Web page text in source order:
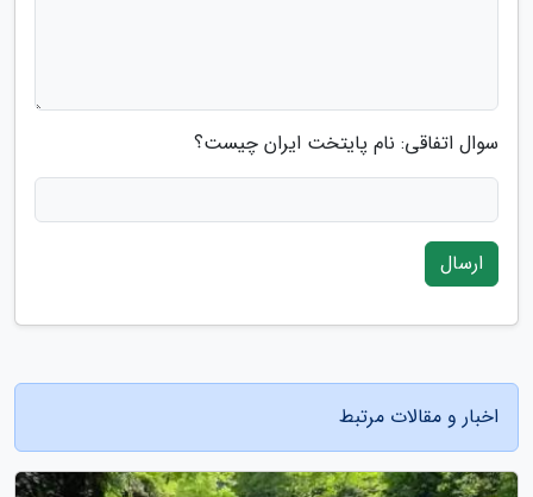
سوال اتفاقی: نام پایتخت ایران چیست؟
ارسال
اخبار و مقالات مرتبط